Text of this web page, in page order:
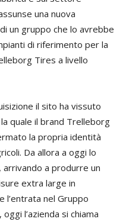
una nuova
un gruppo che lo avrebbe
di riferimento per la
Tires a livello
il sito ha vissuto
quale il brand Trelleborg
la propria identità
Da allora a oggi lo
arrivando a produrre un
extra large in
l’entrata nel Gruppo
l’azienda si chiama